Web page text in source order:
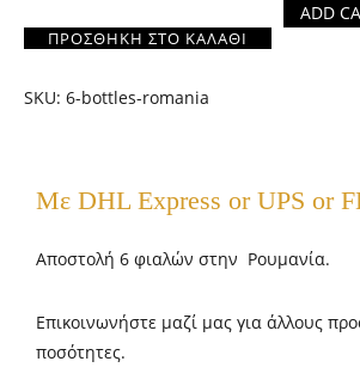
ΠΡΟΣΘΉΚΗ ΣΤΟ ΚΑΛΆΘΙ
ADD
SKU: 6-bottles-romania
Με DHL Express or UPS or
Αποστολή 6 φιαλών στην Ρουμανία.
Επικοινωνήστε μαζί μας για άλλους
ποσότητες.